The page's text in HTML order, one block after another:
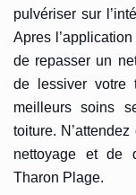
pulvériser sur
Apres
de repasser un
de lessiver votre
meilleurs soins
toiture.
nettoyage et de
Tharon Plage.